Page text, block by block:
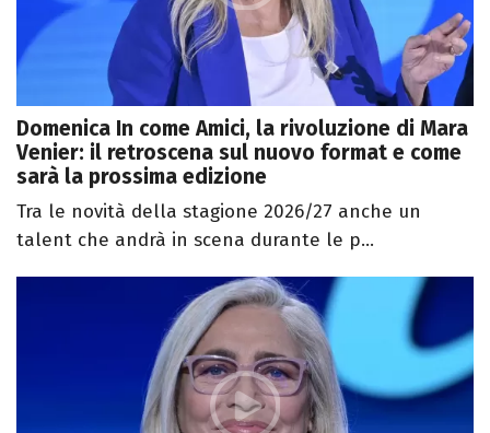
Domenica In come Amici, la rivoluzione di Mara
Venier: il retroscena sul nuovo format e come
sarà la prossima edizione
Tra le novità della stagione 2026/27 anche un
talent che andrà in scena durante le p...